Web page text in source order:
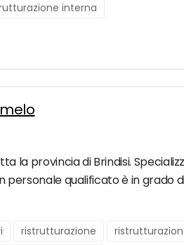
interna
la provincia di Brindisi.
qualificato è in grado
ristrutturazione